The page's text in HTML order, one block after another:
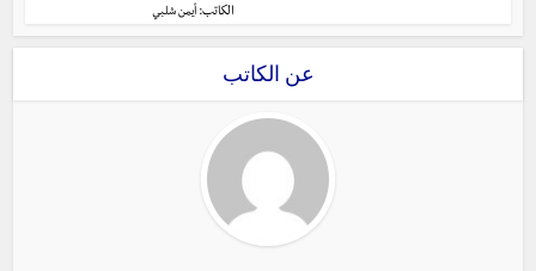
الكاتب: أيمن شلبي
عن الكاتب